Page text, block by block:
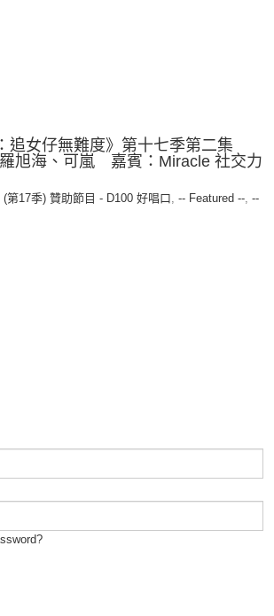
追女仔無難度》第十七季第二集
旭海、可嵐 嘉賓：Miracle 社交力
(第17季) 贊助節目 - D100 好唱口, -- Featured --, --